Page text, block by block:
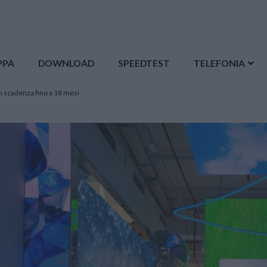
DOWNLOAD SPEEDTEST TELEFONIA
fino a 18 mesi